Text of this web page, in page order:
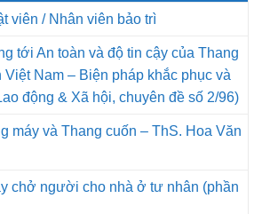
viên / Nhân viên bảo trì
tới An toàn và độ tin cậy của Thang
Việt Nam – Biện pháp khắc phục và
động & Xã hội, chuyên đề số 2/96)
máy và Thang cuốn – ThS. Hoa Văn
chở người cho nhà ở tư nhân (phần